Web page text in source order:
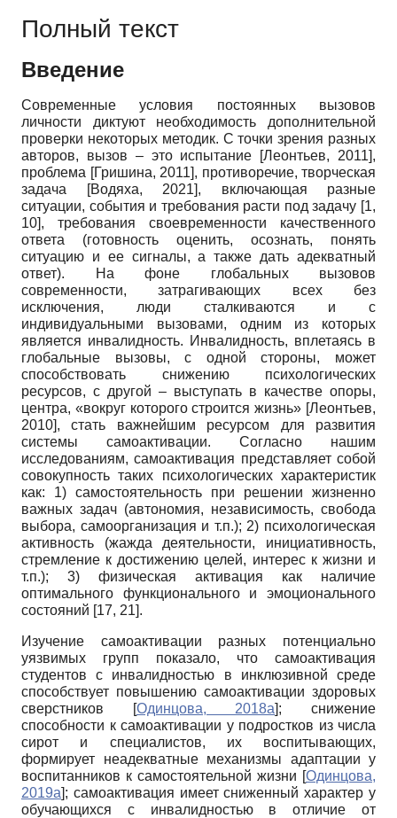
Полный текст
Введение
Современные условия постоянных вызовов
личности диктуют необходимость дополнительной
проверки некоторых методик. С точки зрения разных
авторов, вызов – это испытание
[Леонтьев, 2011],
проблема [Гришина, 2011], противоречие, творческая
задача
[Водяха, 2021], включающая разные
ситуации, события и требования расти под задачу [1,
10], требования своевременности качественного
ответа (готовность оценить, осознать, понять
ситуацию и ее сигналы, а также дать адекватный
ответ). На фоне глобальных вызовов
современности, затрагивающих всех без
исключения, люди сталкиваются и с
индивидуальными вызовами, одним из которых
является инвалидность. Инвалидность, вплетаясь в
глобальные вызовы, с одной стороны, может
способствовать снижению психологических
ресурсов, с другой – выступать в качестве опоры,
центра, «вокруг которого строится жизнь» [Леонтьев,
2010], стать важнейшим ресурсом для развития
системы самоактивации. Согласно нашим
исследованиям, самоактивация представляет собой
совокупность таких психологических характеристик
как: 1) самостоятельность при решении жизненно
важных задач (автономия, независимость, свобода
выбора, самоорганизация и т.п.); 2) психологическая
активность (жажда деятельности, инициативность,
стремление к достижению целей, интерес к жизни и
т.п.); 3) физическая активация как наличие
оптимального функционального и эмоционального
состояний [17, 21].
Изучение самоактивации разных потенциально
уязвимых групп показало, что самоактивация
студентов с инвалидностью в инклюзивной среде
способствует повышению самоактивации здоровых
сверстников
[Одинцова, 2018а]; снижение
способности к самоактивации у подростков из числа
сирот и специалистов, их воспитывающих,
формирует неадекватные механизмы адаптации у
воспитанников к самостоятельной жизни [Одинцова,
2019а]; самоактивация имеет сниженный характер у
обучающихся с инвалидностью в отличие от